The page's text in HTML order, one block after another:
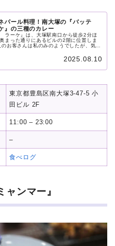
パール料理！南大塚の『バッテ
』の三種のカレー
ラーケ』は、大塚駅南口から徒歩2分ほ
まった通りにあるビルの2階に位置しま
お客さんは私のみのようでしたが、気さ
、3種類ものカレーを食べれる『スペシャ
を注文し、チキンカレーと野菜カレーを選
2025.08.10
東京都豊島区南大塚3-47-5 小
田ビル 2F
11:00 – 23:00
–
食べログ
ンマー』